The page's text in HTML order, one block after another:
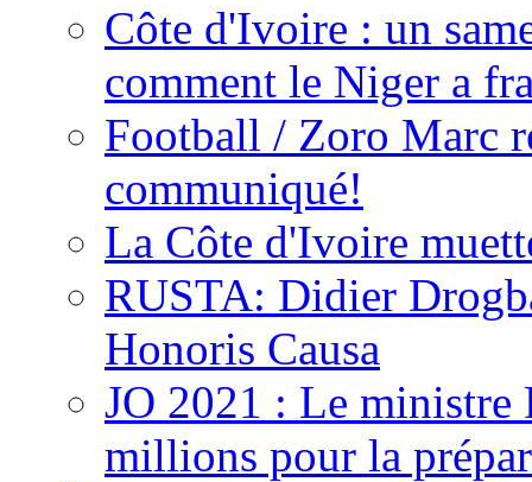
Côte d'Ivoire : un
comment le Niger a
Football / Zoro Marc
communiqué!
La Côte d'Ivoire
RUSTA: Didier
Honoris Causa
JO 2021 : Le ministre
millions pour la